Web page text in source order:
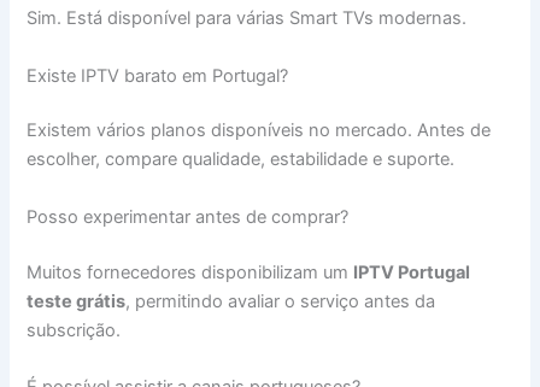
Sim. Está disponível para várias Smart TVs modernas.
Existe IPTV barato em Portugal?
Existem vários planos disponíveis no mercado. Antes de
escolher, compare qualidade, estabilidade e suporte.
Posso experimentar antes de comprar?
Muitos fornecedores disponibilizam um IPTV Portugal
teste grátis, permitindo avaliar o serviço antes da
subscrição.